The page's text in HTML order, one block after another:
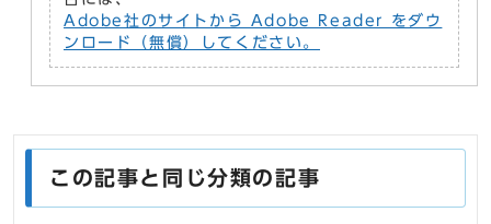
Adobe社のサイトから Adobe Reader をダウ
ンロード（無償）してください。
この記事と同じ分類の記事